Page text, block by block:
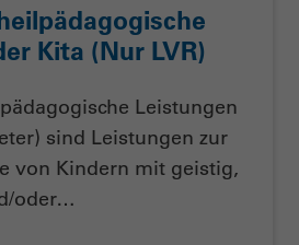
Kita (Nur LVR)
Leistungen
sind Leistungen zur
von Kindern mit geistig,
oder…